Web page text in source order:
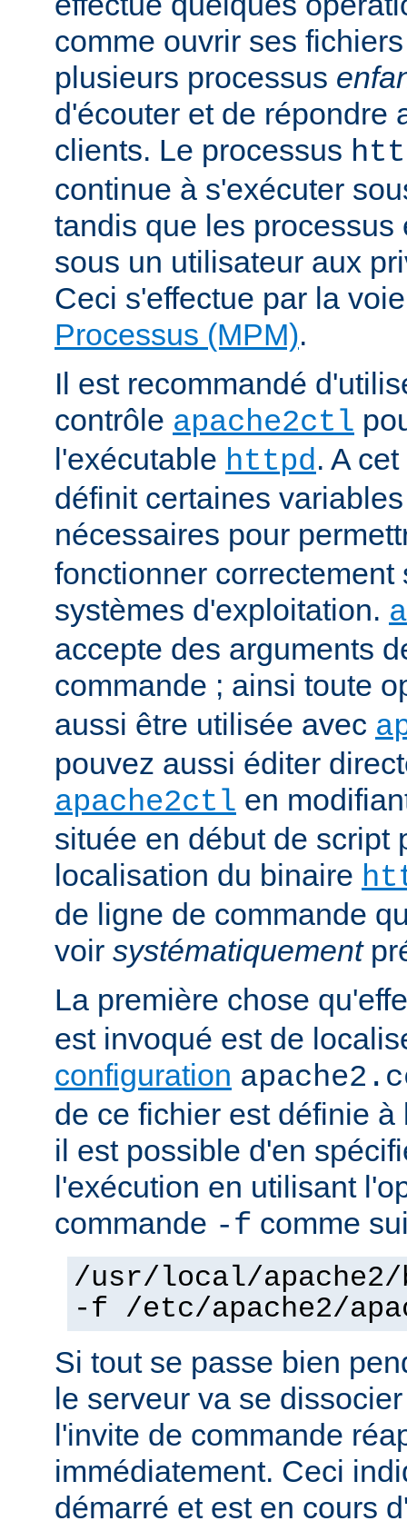
comme ouvrir ses
plusieurs processus
d'écouter et de répondre
clients. Le processus
continue à s'exécuter
tandis que les processus
sous un utilisateur aux
Ceci s'effectue par la
Processus (MPM).
Il est recommandé
contrôle apache2ctl
l'exécutable httpd. A
définit certaines
nécessaires pour
fonctionner correctement
systèmes d'exploitation.
accepte des arguments
commande ; ainsi toute
aussi être utilisée avec
pouvez aussi éditer
apache2ctl en
située en début de script
localisation du binaire
de ligne de commande
voir systématiquement
La première chose
est invoqué est de
configuration
de ce fichier est définie
il est possible d'en
l'exécution en utilisant
commande -f comme
/usr/local/
-f /etc/apache2/
Si tout se passe bien
le serveur va se
l'invite de commande
immédiatement. Ceci
démarré et est en cours